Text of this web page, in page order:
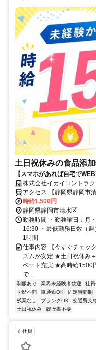
土日祝休みの食品添
【スマホがあれば自宅で
らでも高時給1500円スター
きます。
株式会社イカイコントラク
アクセス 【静岡県静岡市
分/ベイドリーム清水から車
時給1,500円
静岡県静岡市清水区
勤務時間 ・勤務曜日：月
16:30 ・最低勤務日数（
1時間
仕事内容 【今すぐチェッ
ズムが安定 ★土日祝休み
ベート充実 ★高時給1500
で...
制服あり 業界未経験者歓迎 社
学歴不問
車通勤OK 固定時間制
残業なし
ブランクOK 交通費支
土日祝休み
履歴書不要
正社員